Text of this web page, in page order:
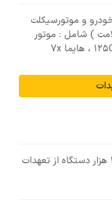
خودرو و موتورسیکلت
) شامل : موتور
🔴سایپا حدود ۳۶ هزار دستگاه از تعهدات